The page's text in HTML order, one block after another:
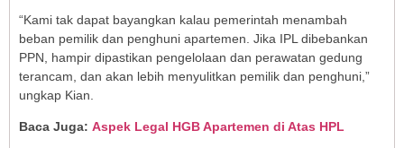
“Kami tak dapat bayangkan kalau pemerintah menambah
beban pemilik dan penghuni apartemen. Jika IPL dibebankan
PPN, hampir dipastikan pengelolaan dan perawatan gedung
terancam, dan akan lebih menyulitkan pemilik dan penghuni,”
ungkap Kian.
Baca Juga: Aspek Legal HGB Apartemen di Atas HPL